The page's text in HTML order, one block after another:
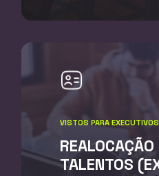
VISTOS PARA
REALOCAÇÃO
TALENTOS